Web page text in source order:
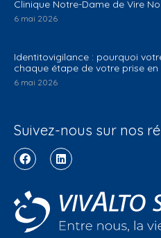
Clinique Notre-Dame de Vire
6 mai 2026
Identitovigilance : pourquoi
chaque étape de votre prise en
6 mai 2026
Suivez-nous sur nos